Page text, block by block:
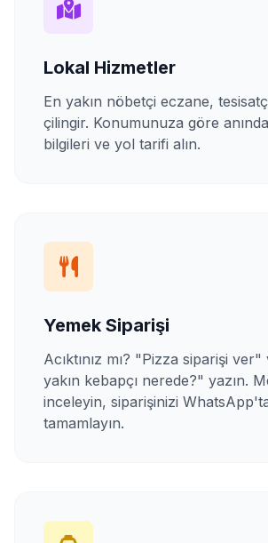
Lokal Hizmetler
En yakın nöbetçi eczane,
çilingir. Konumunuza göre
bilgileri ve yol tarifi alın.
Yemek Siparişi
Acıktınız mı? "Pizza siparişi
yakın kebapçı nerede?" yazın.
inceleyin, siparişinizi
tamamlayın.